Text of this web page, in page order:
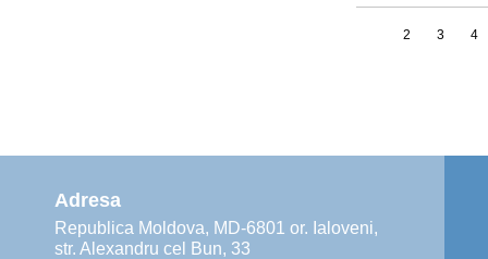
2 3 4
Adresa
Republica Moldova, MD-6801 or. Ialoveni,
str. Alexandru cel Bun, 33